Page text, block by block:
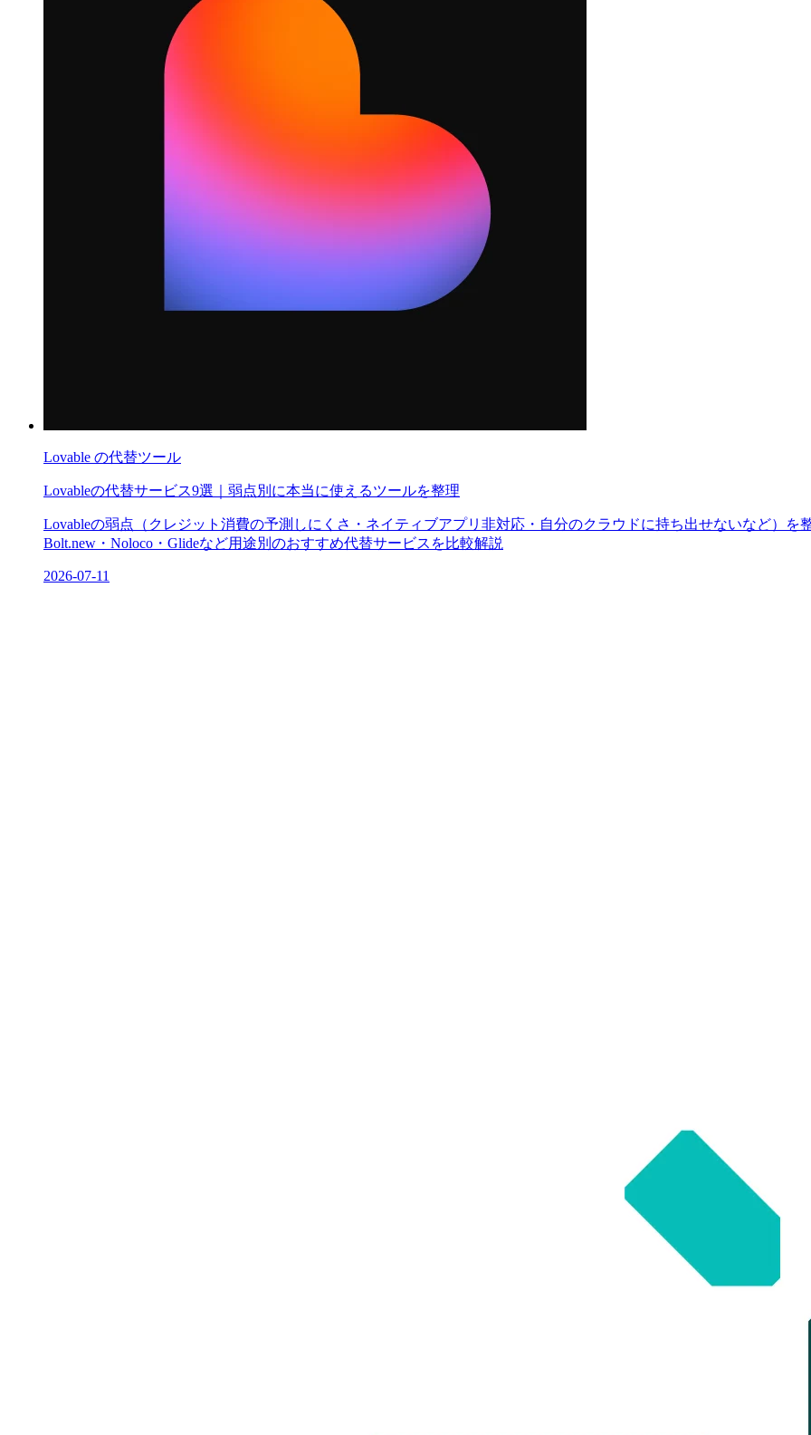
Lovable の代替ツール
Lovableの代替サービス9選｜弱点別に本当に使えるツールを整理
Lovableの弱点（クレジット消費の予測しにくさ・ネイティブアプリ非対応・自分のクラウドに持ち出せないなど）を整
Bolt.new・Noloco・Glideなど用途別のおすすめ代替サービスを比較解説
2026-07-11